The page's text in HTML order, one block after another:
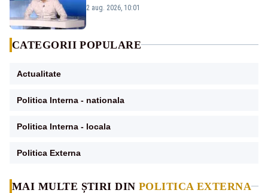
MAI MULTE ȘTIRI DIN POLITICA EXTERNA
catastrofă pentru bănci și fondurile de
2 aug. 2026, 10:01
CATEGORII POPULARE
Actualitate
Politica Interna - nationala
Politica Interna - locala
Politica Externa